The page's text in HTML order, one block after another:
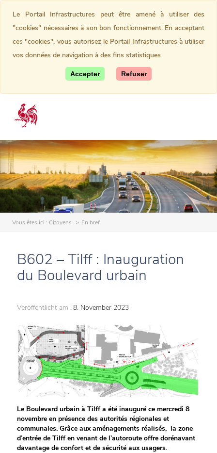
Vous êtes ici : Citoyens En bref
B602 – Tilff : Inauguration
du Boulevard urbain
Veröffentlicht am : 8. November 2023
Le Boulevard urbain à Tilff a été inauguré ce mercredi 8
novembre en présence des autorités régionales et
communales. Grâce aux aménagements réalisés, la zone
d’entrée de Tilff en venant de l’autoroute offre dorénavant
davantage de confort et de sécurité aux usagers.
Le Portail Infrastructures peut être amené à utiliser des
"cookies" nécessaires à son bon fonctionnement. En acceptant
ces "cookies", vous autorisez le Portail Infrastructures à utiliser
vos données de navigation à des fins statistiques.
Accepter Refuser